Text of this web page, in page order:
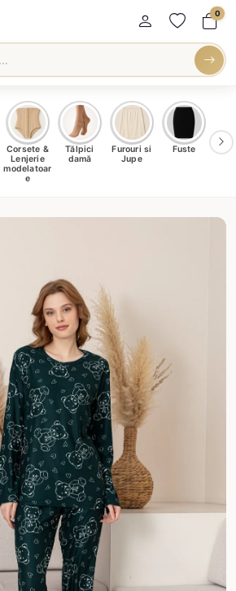
0
Corsete &
Lenjerie
modelatoar
e
Tălpici
damă
Furouri si
Jupe
Fuste